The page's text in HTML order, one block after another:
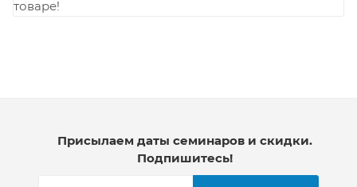
товаре!
Присылаем даты семинаров и скидки.
Подпишитесь!